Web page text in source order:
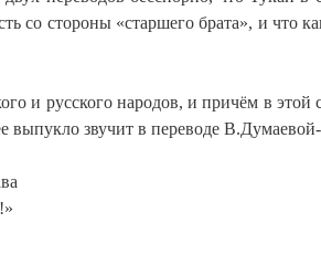
со стороны «старшего брата», и что
и русского народов, и причём в
выпукло звучит в переводе